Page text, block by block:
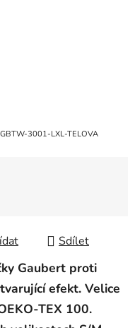
GBTW-3001-LXL-TELOVA
Sdílet
Gaubert proti
efekt. Velice
TEX 100.